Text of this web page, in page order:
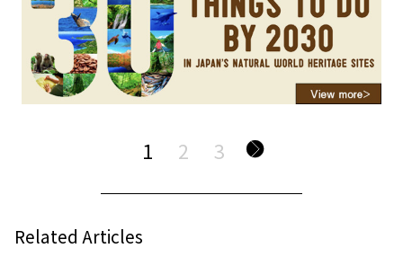
1 2 3
Related Articles